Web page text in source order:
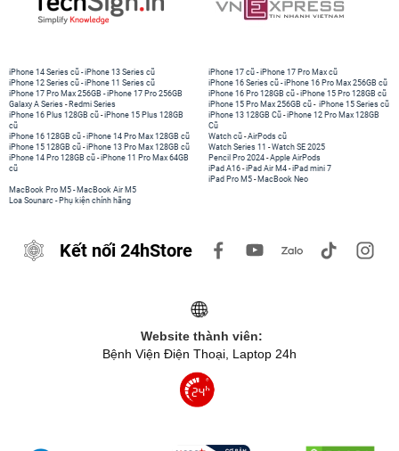
iPhone 14 Series cũ -iPhone 13 Series cũ
iPhone 12 Series cũ -iPhone 11 Series cũ
iPhone 17 Pro Max 256GB -iPhone 17 Pro 256GB
Galaxy A Series - Redmi Series
iPhone 17 cũ -iPhone 17 Pro Max cũ
iPhone 16 Series cũ - iPhone 16 Pro Max 256GB cũ
iPhone 16 Pro 128GB cũ -iPhone 15 Pro 128GB cũ
iPhone 15 Pro Max 256GB cũ - iPhone 15 Series cũ
iPhone 16 Plus 128GB cũ -iPhone 15 Plus 128GB
cũ
iPhone 16 128GB cũ -iPhone 14 Pro Max 128GB cũ
iPhone 15 128GB cũ -iPhone 13 Pro Max 128GB cũ
iPhone 14 Pro 128GB cũ -iPhone 11 Pro Max 64GB
cũ
iPhone 13 128GB Cũ -iPhone 12 Pro Max 128GB
Cũ
Watch cũ -AirPods cũ
Watch Series 11 -Watch SE 2025
Pencil Pro 2024 -Apple AirPods
iPad A16 -iPad Air M4 -iPad mini 7
iPad Pro M5 - MacBook Neo
MacBook Pro M5 - MacBook Air M5
Loa Sounarc - Phụ kiện chính hãng
Kết nối 24hStore
Website thành viên:
Bệnh Viện Điện Thoại, Laptop 24h